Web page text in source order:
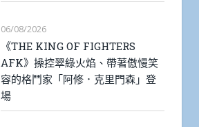
06/08/2026
《THE KING OF FIGHTERS
AFK》操控翠綠火焰、帶著傲慢笑
容的格鬥家「阿修．克里門森」登
場